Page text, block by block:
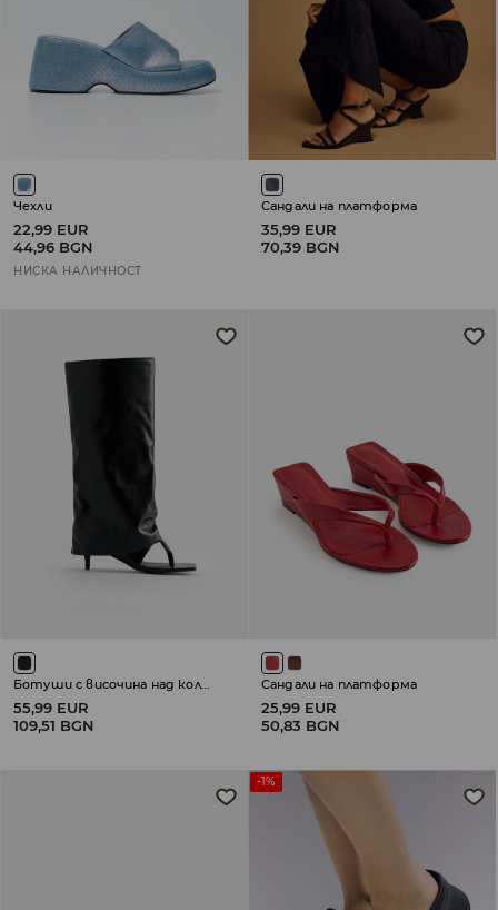
Чехли
22,99 EUR
44,96 BGN
НИСКА НАЛИЧНОСТ
Сандали на платформа
35,99 EUR
70,39 BGN
Ботуши с височина над коляното
55,99 EUR
109,51 BGN
Сандали на платформа
25,99 EUR
50,83 BGN
-1%